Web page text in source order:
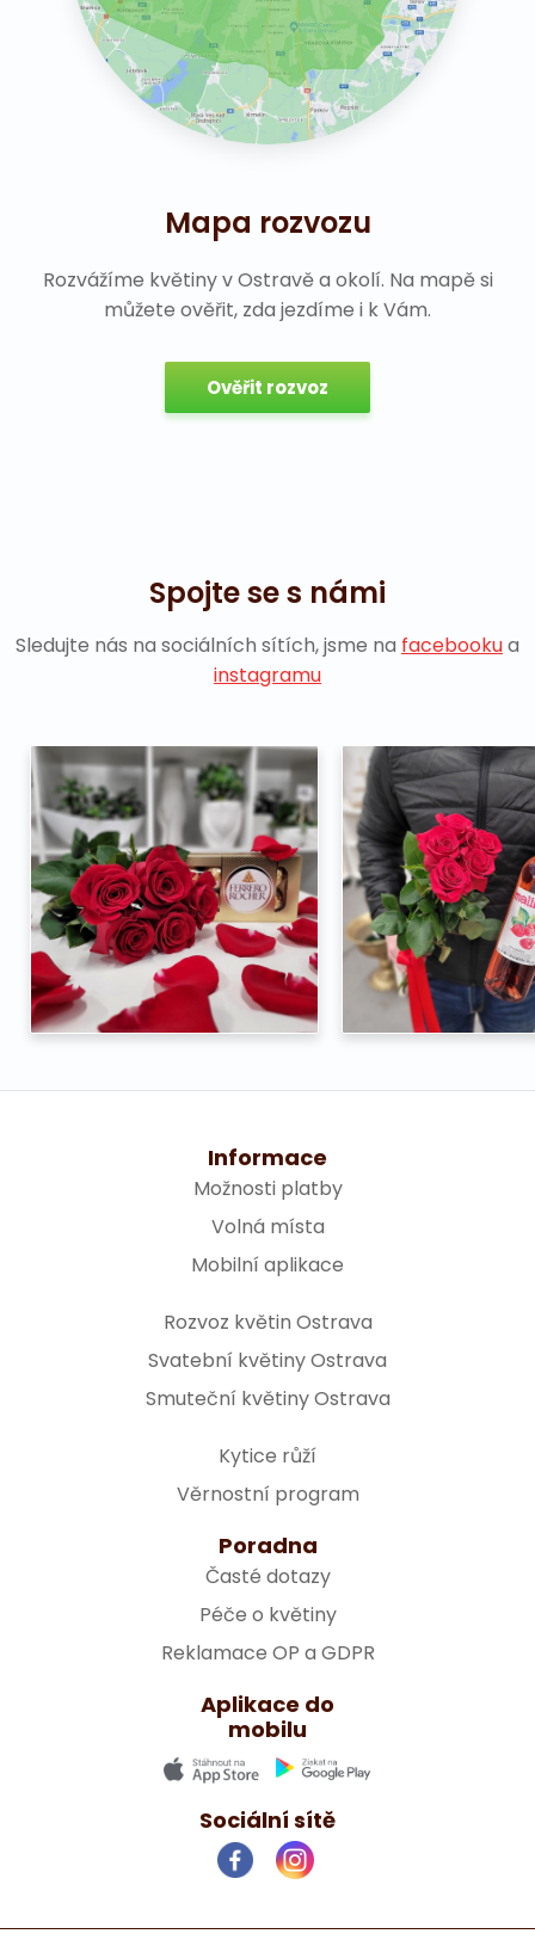
Mapa rozvozu
Rozvážíme květiny v Ostravě a okolí. Na mapě si
můžete ověřit, zda jezdíme i k Vám.
Ověřit rozvoz
Spojte se s námi
Sledujte nás na sociálních sítích, jsme na facebookua
instagramu
Informace
Možnosti platby
Volná místa
Mobilní aplikace
Rozvoz květin Ostrava
Svatební květiny Ostrava
Smuteční květiny Ostrava
Kytice růží
Věrnostní program
Poradna
Časté dotazy
Péče o květiny
Reklamace OP a GDPR
Aplikace do
mobilu
Sociální sítě